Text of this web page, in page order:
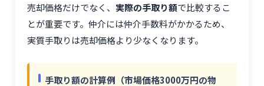
売却価格だけでなく、 実際の手取り額で比較するこ
とが重要です。仲介には仲介手数料がかかるため、
実質手取りは売却価格より少なくなります。
手取り額の計算例（市場価格3000万円の物